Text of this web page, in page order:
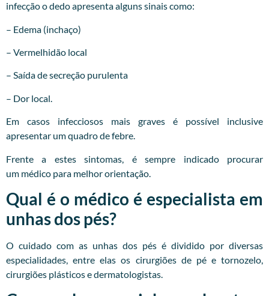
infecção o dedo apresenta alguns sinais como:
– Edema (inchaço)
– Vermelhidão local
– Saída de secreção purulenta
– Dor local.
Em casos infecciosos mais graves é possível inclusive
apresentar um quadro de febre.
Frente a estes sintomas, é sempre indicado procurar
um médico para melhor orientação.
Qual é o médico é especialista em
unhas dos pés?
O cuidado com as unhas dos pés é dividido por diversas
especialidades, entre elas os cirurgiões de pé e tornozelo,
cirurgiões plásticos e dermatologistas.